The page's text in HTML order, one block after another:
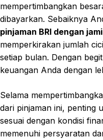
mempertimbangkan
dibayarkan. Sebaiknya
pinjaman BRI dengan
memperkirakan jumlah
setiap bulan. Dengan
keuangan Anda dengan
Selama
dari pinjaman ini, penting
sesuai dengan kondisi
memenuhi persyaratan